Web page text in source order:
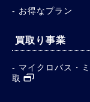
お得なプラン
買取り事業
マイクロバス・
取